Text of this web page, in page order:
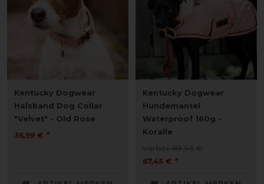
Kentucky Dogwear
Halsband Dog Collar
"Velvet" - Old Rose
36,99 € *
Kentucky Dogwear
Hundemantel
Waterproof 160g -
Koralle
vorher 89,95 €
67,45 € *